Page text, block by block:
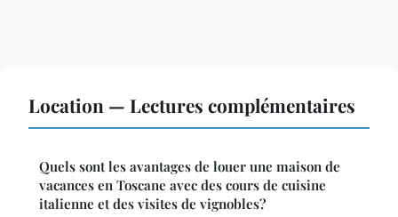
Location — Lectures complémentaires
Quels sont les avantages de louer une maison de
vacances en Toscane avec des cours de cuisine
italienne et des visites de vignobles?